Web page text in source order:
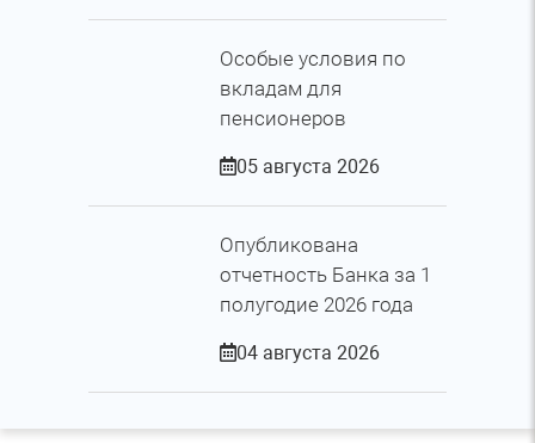
Особые условия по
вкладам для
пенсионеров
05 августа 2026
Опубликована
отчетность Банка за 1
полугодие 2026 года
04 августа 2026